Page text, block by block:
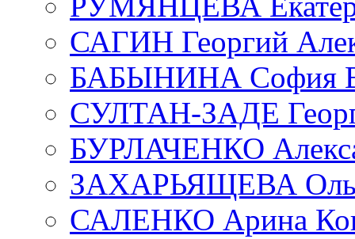
САГИН Георгий
БАБЫНИНА София
СУЛТАН-ЗАДЕ
БУРЛАЧЕНКО
ЗАХАРЬЯЩЕВА
САЛЕНКО Арина